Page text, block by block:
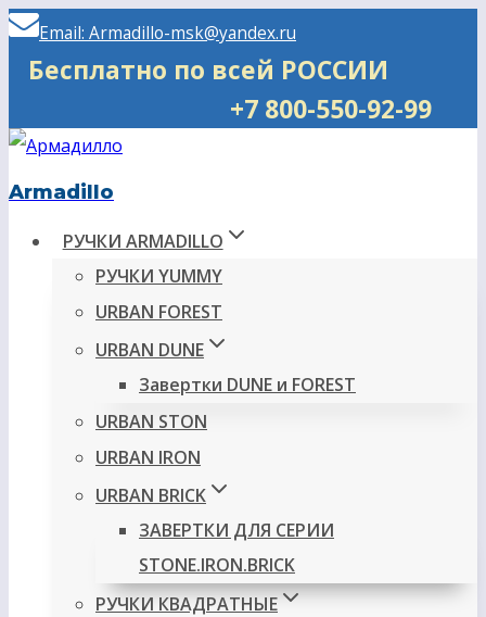
Перейти
Email: Armadillo-msk@yandex.ru
Бесплатно по всей РОССИИ
+7 800-550-92-99
Armadillo
РУЧКИ ARMADILLO
РУЧКИ YUMMY
URBAN FOREST
URBAN DUNE
Завертки DUNE и FOREST
URBAN STON
URBAN IRON
URBAN BRICK
ЗАВЕРТКИ ДЛЯ СЕРИИ
STONE.IRON.BRICK
РУЧКИ КВАДРАТНЫЕ